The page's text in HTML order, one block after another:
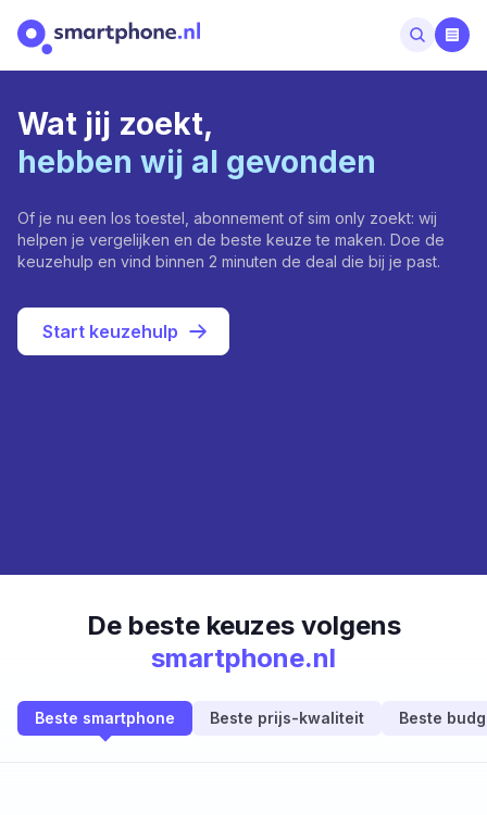
Wat jij zoekt,
hebben wij al gevonden
Of je nu een los toestel, abonnement of sim only zoekt: wij
helpen je vergelijken en de beste keuze te maken. Doe de
keuzehulp en vind binnen 2 minuten de deal die bij je past.
Start keuzehulp
De beste keuzes volgens
smartphone.nl
Beste smartphone Beste prijs-kwaliteit Beste